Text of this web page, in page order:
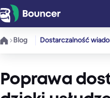
Przejdź
do
treści
Blog Dostarczalność
Poprawa